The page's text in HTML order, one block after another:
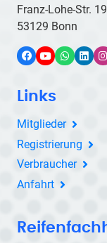
Franz-Lohe-Str. 19
53129 Bonn
FacebookYouTubeWhatsApp
Links
Mitglieder
Registrierung
Verbraucher
Anfahrt